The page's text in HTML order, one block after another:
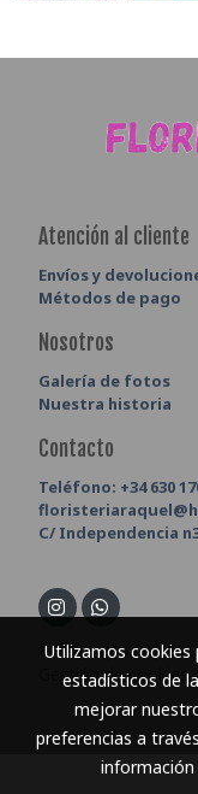
Atención al cliente
Envíos y
Métodos de pago
Nosotros
Galería de fotos
Nuestra historia
Contacto
Teléfono: +34 630
C/ Independencia
Política de cookies
Gestión de cookies
Utilizamos
estadísticos de
mejorar
preferencias a